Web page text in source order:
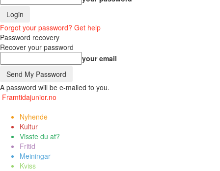
Forgot your password? Get help
Password recovery
Recover your password
your email
A password will be e-mailed to you.
Framtidajunior.no
Nyhende
Kultur
Visste du at?
Fritid
Meiningar
Kviss